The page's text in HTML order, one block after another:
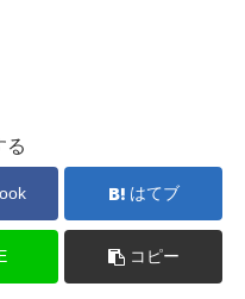
る
はてブ
コピー